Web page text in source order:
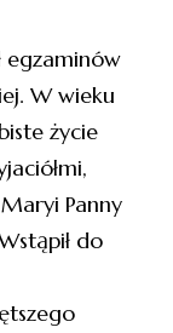
egzaminów
W wieku
życie
Panny
do